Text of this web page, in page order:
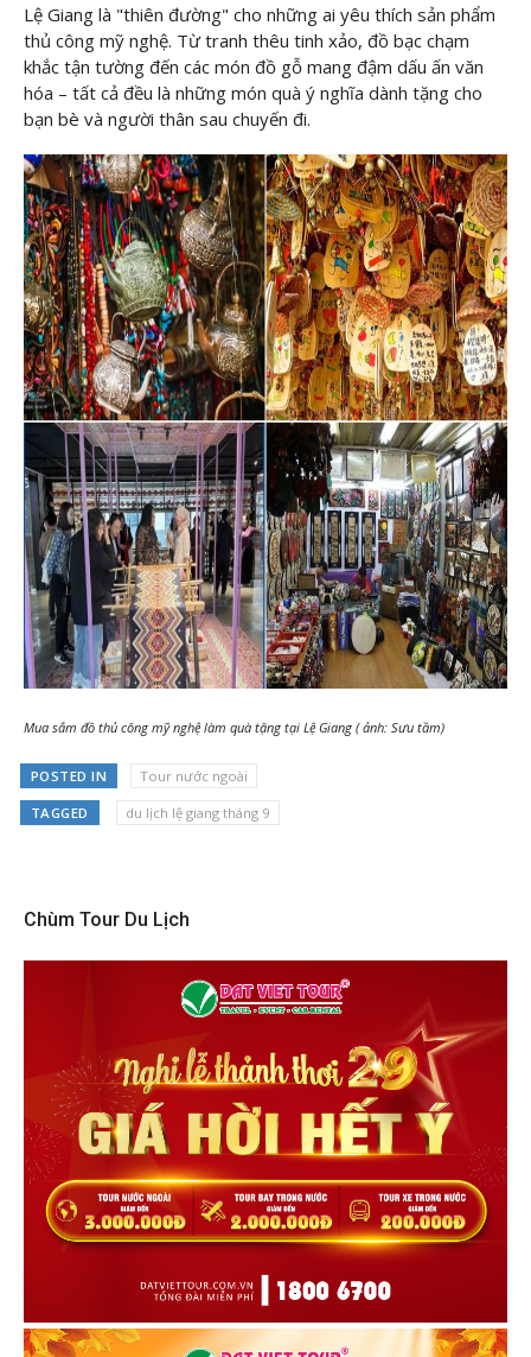
Lệ Giang là "thiên đường" cho những ai yêu thích sản phẩm
thủ công mỹ nghệ. Từ tranh thêu tinh xảo, đồ bạc chạm
khắc tận tường đến các món đồ gỗ mang đậm dấu ấn văn
hóa – tất cả đều là những món quà ý nghĩa dành tặng cho
bạn bè và người thân sau chuyến đi.
Mua sắm đồ thủ công mỹ nghệ làm quà tặng tại Lệ Giang ( ảnh: Sưu tầm)
POSTED IN Tour nước ngoài
TAGGED du lịch lệ giang tháng 9
Chùm Tour Du Lịch